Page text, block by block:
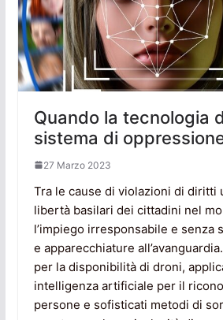
Quando la tecnologia
sistema di
27 Marzo 2023
Tra le cause di violazioni di diritti
libertà basilari dei cittadini nel
l’impiego irresponsabile e senza
e apparecchiature
per la disponibilità di droni,
intelligenza artificiale per il
persone e sofisticati metodi di